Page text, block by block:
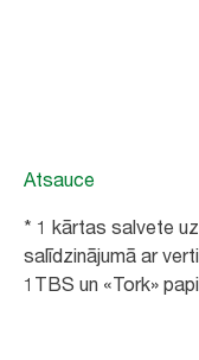
Atsauce
* 1 kārtas salvete
salīdzinājumā ar
1TBS un «Tork»